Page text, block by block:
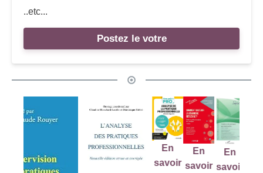
..etc...
Postez le votre
En
savoir
En
savoir
En
savoir
En
savoir